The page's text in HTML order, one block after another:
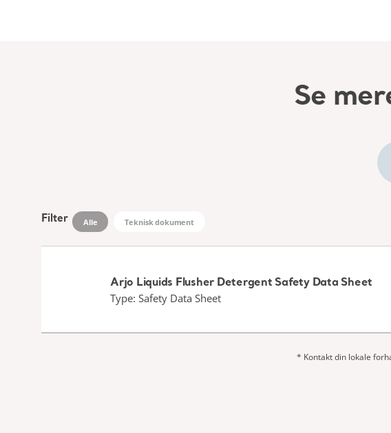
Se
Filter Alle Teknisk dokument
Arjo Liquids Flusher Detergent Safety Data Sheet
Type: Safety Data Sheet
* Kontakt din lokale